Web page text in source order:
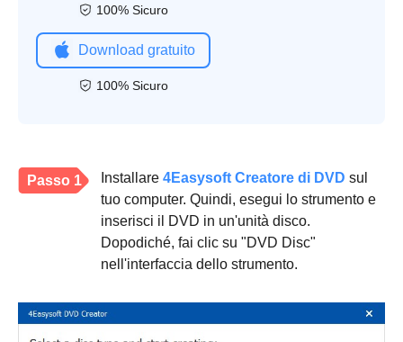
100% Sicuro
Download gratuito
100% Sicuro
Passo 1 Installare 4Easysoft Creatore di DVD sul
tuo computer. Quindi, esegui lo strumento e
inserisci il DVD in un'unità disco.
Dopodiché, fai clic su "DVD Disc"
nell'interfaccia dello strumento.